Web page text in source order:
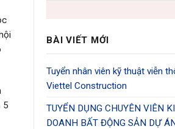
5
BÀI VIẾT MỚI
Tuyển nhân viên kỹ thuật viễn
Viettel Construction
TUYỂN DỤNG CHUYÊN VIÊN
DOANH BẤT ĐỘNG SẢN DỰ